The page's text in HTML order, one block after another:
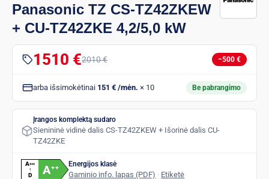
Panasonic TZ CS-TZ42ZKEW
+ CU-TZ42ZKE 4,2/5,0 kW
1510 €2010 € −500 €
arba išsimokėtinai 151 € /mėn. × 10 Be pabrangimo
Įrangos komplektą sudaro
Sienininė vidinė dalis CS-TZ42ZKEW + Išorinė dalis CU-
TZ42ZKE
A+++
↑
D A++ Energijos klasė
Gaminio info. lapas (PDF) · Etiketė